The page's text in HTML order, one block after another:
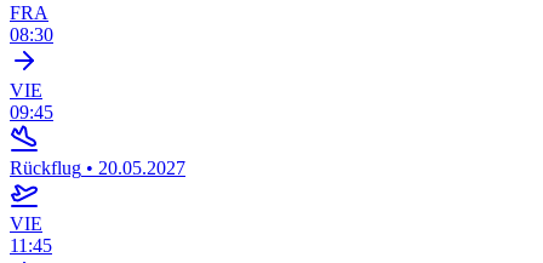
FRA
08:30
VIE
09:45
Rückflug • 20.05.2027
VIE
11:45